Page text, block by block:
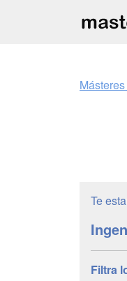
Te
Filtra